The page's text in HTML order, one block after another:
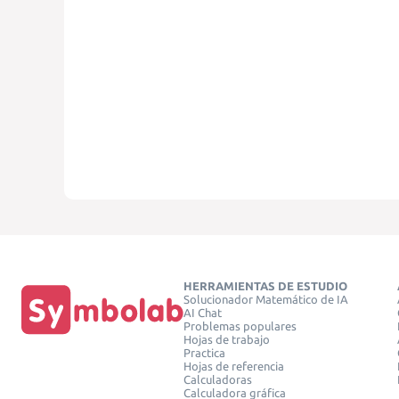
HERRAMIENTAS DE ESTUDIO
Solucionador Matemático de IA
AI Chat
Problemas populares
Hojas de trabajo
Practica
Hojas de referencia
Calculadoras
Calculadora gráfica